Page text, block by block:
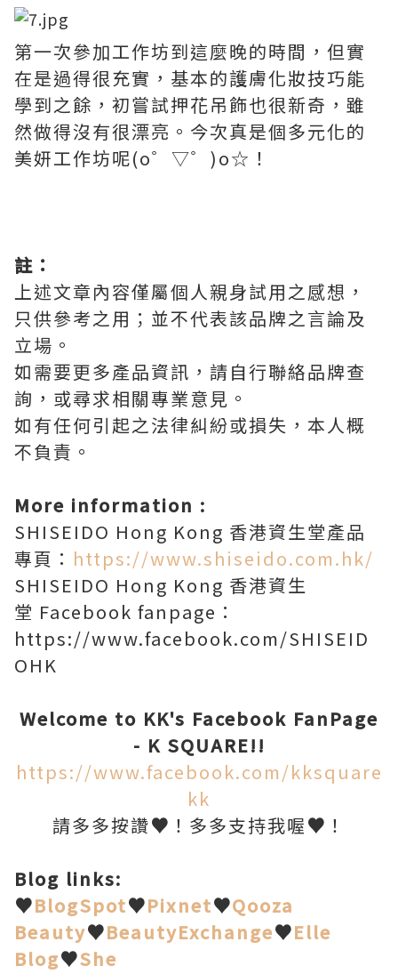
第一次參加工作坊到這麼晚的時間，但實
在是過得很充實，基本的護膚化妝技巧能
學到之餘，初嘗試押花吊飾也很新奇，雖
然做得沒有很漂亮。今次真是個多元化的
美妍工作坊呢(o゜▽゜)o☆！
註：
上述文章內容僅屬個人親身試用之感想，
只供參考之用；並不代表該品牌之言論及
立場。
如需要更多產品資訊，請自行聯絡品牌查
詢，或尋求相關專業意見。
如有任何引起之法律糾紛或損失，本人概
不負責。
More information :
SHISEIDO Hong Kong 香港資生堂產品
專頁： https://www.shiseido.com.hk/
SHISEIDO Hong Kong 香港資生
堂 Facebook fanpage：
https://www.facebook.com/SHISEID
OHK
Welcome to KK's Facebook FanPage
- K SQUARE!!
https://www.facebook.com/kksquare
kk
請多多按讚♥ ！多多支持我喔♥ ！
Blog links:
♥BlogSpot♥Pixnet♥Qooza
Beauty♥BeautyExchange♥Elle
Blog♥She